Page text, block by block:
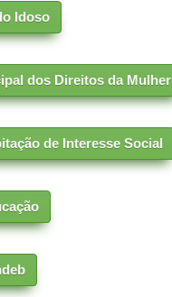
Idoso
dos Direitos da Mulher
de Interesse Social